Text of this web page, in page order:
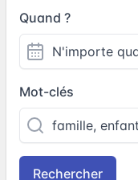
Quand ?
Mot-clés
Rechercher